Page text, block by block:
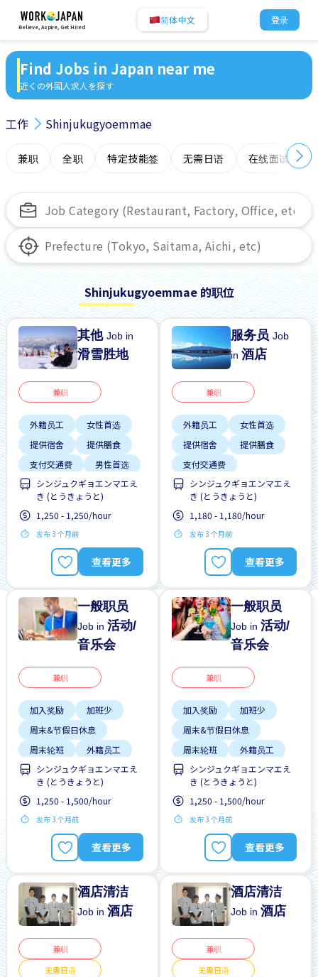
Believe, Aspire, Get Hired
简体中文 登录
Find Jobs in Japan near me
近くの外国人求人を探す
工作 Shinjukugyoemmae
兼职 全职 特定技能签 无需日语 在线面试
Shinjukugyoemmae 的职位
其他Job in
滑雪胜地
兼职
外籍员工
女性首选
提供宿舍
提供膳食
支付交通费
男性首选
短期シンジュクギョエンマエえ
き (とうきょうと)
1,250 - 1,250/hour
发布 3 个月前
查看更多
服务员Job
in酒店
兼职
外籍员工
女性首选
提供宿舍
提供膳食
支付交通费
无经验要求
男性首选
预付工资
シンジュクギョエンマエえ
き (とうきょうと)
1,180 - 1,180/hour
发布 3 个月前
查看更多
一般职员
Job in活动/
音乐会
兼职
加入奖励
加班少
周末&节假日休息
周末轮班
外籍员工
夜班
奖励
女性首选
学生签证首选
シンジュクギョエンマエえ
き (とうきょうと)
1,250 - 1,500/hour
发布 3 个月前
查看更多
一般职员
Job in活动/
音乐会
兼职
加入奖励
加班少
周末&节假日休息
周末轮班
外籍员工
夜班
奖励
女性首选
学生签证首选
シンジュクギョエンマエえ
き (とうきょうと)
1,250 - 1,500/hour
发布 3 个月前
查看更多
酒店清洁
Job in酒店
兼职
无需日语
酒店清洁
Job in酒店
兼职
无需日语